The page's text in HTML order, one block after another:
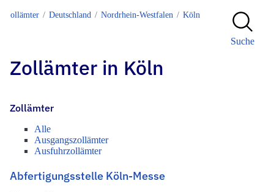
Zollämter Deutschland Nordrhein-Westfalen Köln
Suche
Zollämter in Köln
Zollämter
Alle
Ausgangszollämter
Ausfuhrzollämter
Abfertigungsstelle Köln-Messe